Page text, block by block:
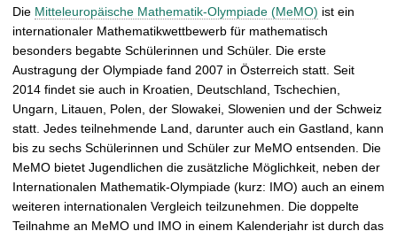
Die Mitteleuropäische Mathematik-Olympiade (MeMO) ist ein
internationaler Mathematikwettbewerb für mathematisch
besonders begabte Schülerinnen und Schüler. Die erste
Austragung der Olympiade fand 2007 in Österreich statt. Seit
2014 findet sie auch in Kroatien, Deutschland, Tschechien,
Ungarn, Litauen, Polen, der Slowakei, Slowenien und der Schweiz
statt. Jedes teilnehmende Land, darunter auch ein Gastland, kann
bis zu sechs Schülerinnen und Schüler zur MeMO entsenden. Die
MeMO bietet Jugendlichen die zusätzliche Möglichkeit, neben der
Internationalen Mathematik-Olympiade (kurz: IMO) auch an einem
weiteren internationalen Vergleich teilzunehmen. Die doppelte
Teilnahme an MeMO und IMO in einem Kalenderjahr ist durch das